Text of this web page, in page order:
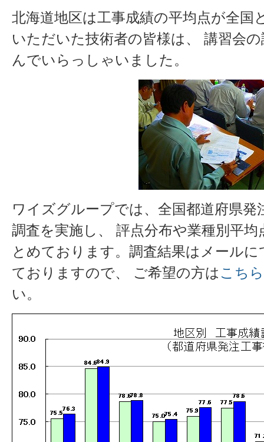
北海道地区は工事成績の平均点が全国
いただいた技術者の皆様は、 講習会
んでいらっしゃいました。
ワイズグループでは、全国都道府県発
調査を実施し、 評点分布や業種別平
とめております。調査結果はメール
ておりますので、 ご希望の方は こちら
い。